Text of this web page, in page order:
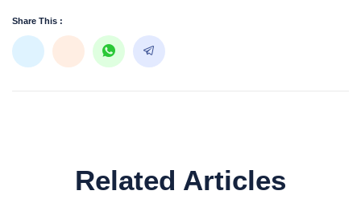
Share This :
Related Articles